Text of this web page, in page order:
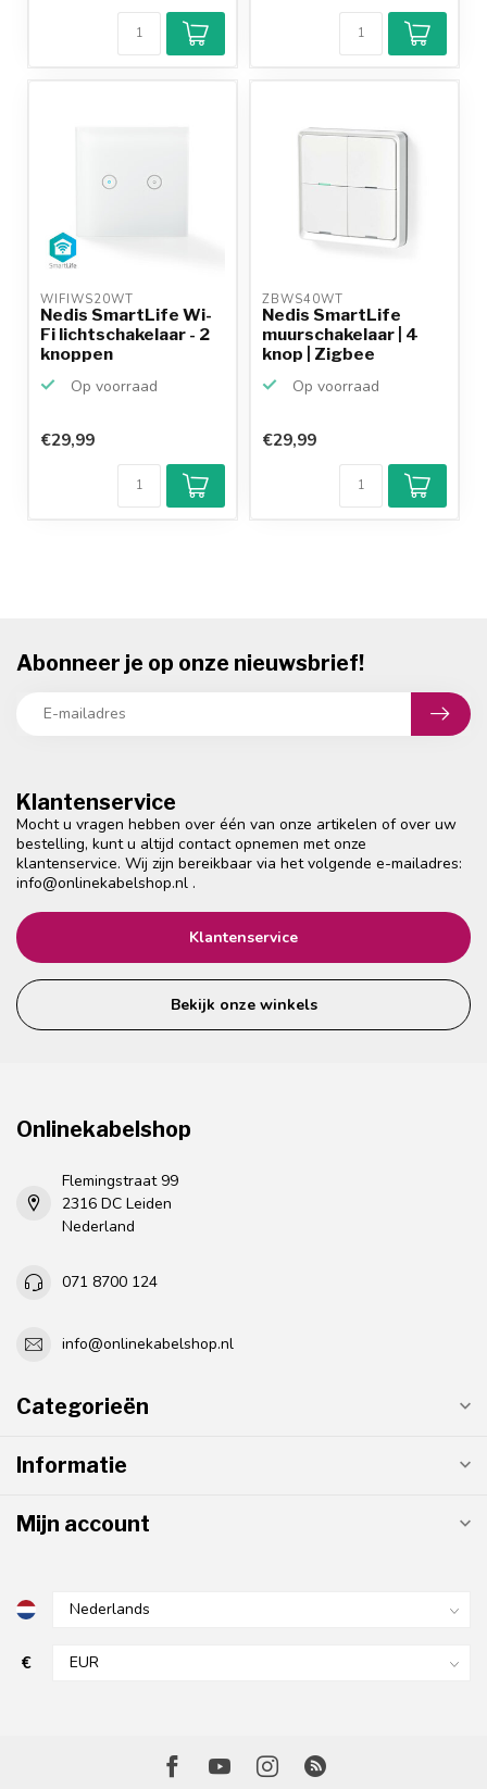
WIFIWS20WT
Nedis SmartLife Wi-
Fi lichtschakelaar - 2
knoppen
Op voorraad
€29,99
ZBWS40WT
Nedis SmartLife
muurschakelaar | 4
knop | Zigbee
Op voorraad
€29,99
Klantenservice
Mocht u vragen hebben over één van onze artikelen of over uw
bestelling, kunt u altijd contact opnemen met onze
klantenservice. Wij zijn bereikbaar via het volgende e-mailadres:
info@onlinekabelshop.nl .
Klantenservice
Bekijk onze winkels
Abonneer je op onze nieuwsbrief!
Onlinekabelshop
Flemingstraat 99
2316 DC Leiden
Nederland
071 8700 124
info@onlinekabelshop.nl
Categorieën
Informatie
Mijn account
€